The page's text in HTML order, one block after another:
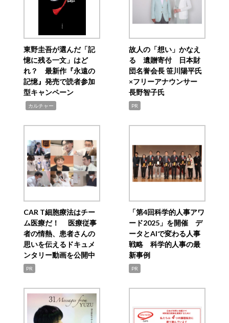
東野圭吾が選んだ「記
憶に残る一文」はど
れ？ 最新作『永遠の
記憶』発売で読者参加
型キャンペーン
カルチャー
故人の「想い」かなえ
る 遺贈寄付 日本財
団名誉会長 笹川陽平氏
×フリーアナウンサー
長野智子氏
PR
CAR T細胞療法はチー
ム医療だ！ 医療従事
者の情熱、患者さんの
思いを伝えるドキュメ
ンタリー動画を公開中
PR
「第4回科学的人事アワ
ード2025」を開催 デ
ータとAIで変わる人事
戦略 科学的人事の最
新事例
PR